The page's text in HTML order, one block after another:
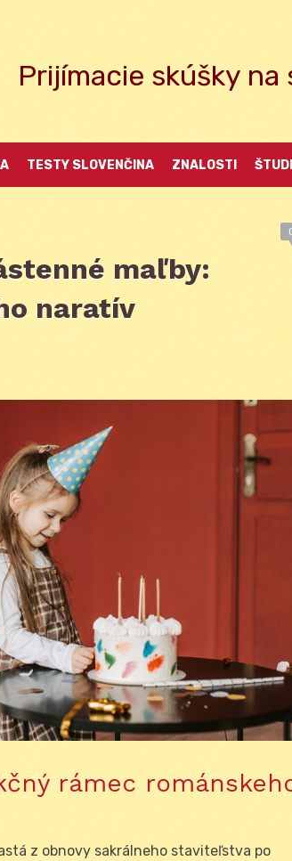
Prijímacie skúšky
TESTY SLOVENČINA ZNALOSTI
maľby:
naratív
rámec
z obnovy sakrálneho staviteľstva po